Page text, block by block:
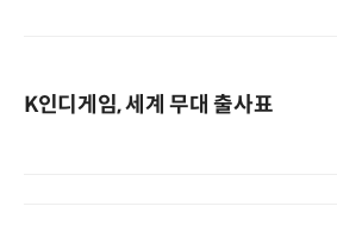
K인디게임, 세계 무대 출사표